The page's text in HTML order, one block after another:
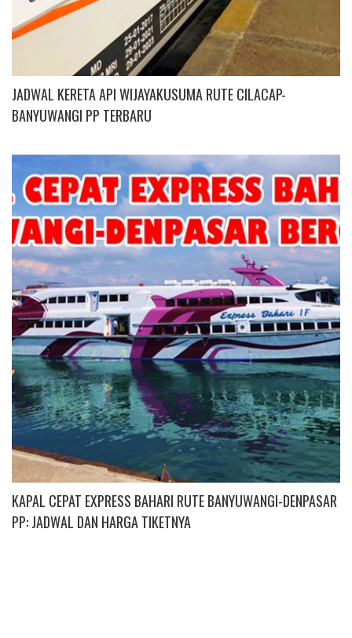
JADWAL KERETA API WIJAYAKUSUMA RUTE CILACAP-
BANYUWANGI PP TERBARU
KAPAL CEPAT EXPRESS BAHARI RUTE BANYUWANGI-DENPASAR
PP: JADWAL DAN HARGA TIKETNYA